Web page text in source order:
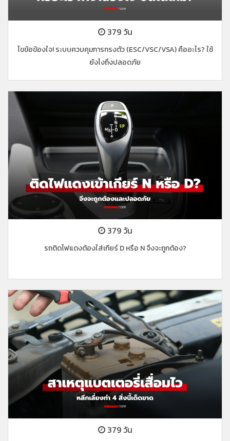
379 วัน
ไขข้อข้องใจ! ระบบควบคุมการทรงตัว (ESC/VSC/VSA) คืออะไร? ใช้
ยังไงถึงปลอดภัย
379 วัน
รถติดไฟแดงต้องใส่เกียร์ D หรือ N จึงจะถูกต้อง?
379 วัน